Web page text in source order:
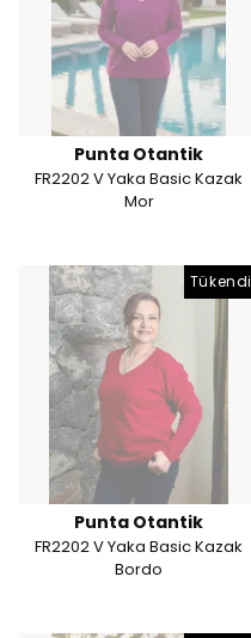
Punta Otantik
FR2202 V Yaka Basic Kazak
Mor
Tükendi
Punta Otantik
FR2202 V Yaka Basic Kazak
Bordo